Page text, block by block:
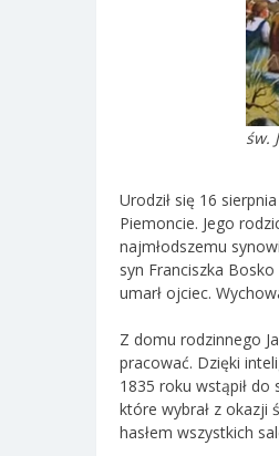
św.
Urodził się 16
Piemoncie. Jego
najmłodszemu
syn Franciszka
umarł ojciec.
Z domu rodzinnego
pracować. Dzięki
1835 roku wstąpił do
które wybrał z okazji
hasłem wszystkich